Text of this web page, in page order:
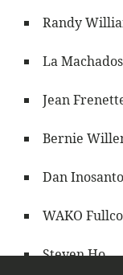
Randy
La Machados
Jean
Bernie
Dan Inosanto
WAKO
Steven Ho